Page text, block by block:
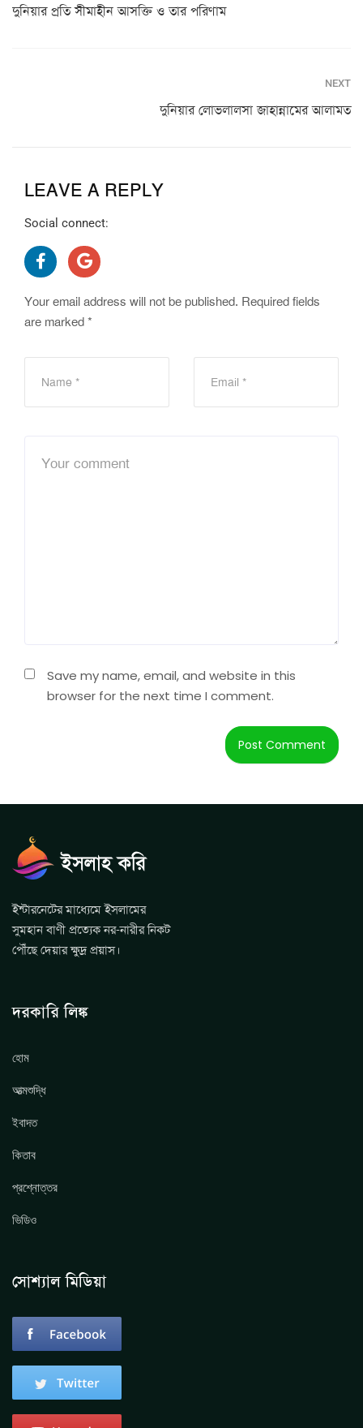
দুনিয়ার প্রতি সীমাহীন আসক্তি ও তার পরিণাম
NEXT
দুনিয়ার লোভলালসা জাহান্নামের আলামত
LEAVE A REPLY
Social connect:
Your email address will not be published. Required fields
are marked *
Save my name, email, and website in this
browser for the next time I comment.
ইন্টারনেটের মাধ্যেমে ইসলামের
সুমহান বাণী প্রত্যেক নর-নারীর নিকট
পৌঁছে দেয়ার ক্ষুদ্র প্রয়াস।
দরকারি লিঙ্ক
হোম
আত্মশুদ্ধি
ইবাদত
কিতাব
প্রশ্নোত্তর
ভিডিও
সোশ্যাল মিডিয়া